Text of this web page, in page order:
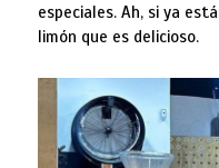
especiales. Ah, si ya
limón que es delicioso.